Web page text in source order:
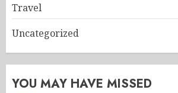
Travel
Uncategorized
YOU MAY HAVE MISSED